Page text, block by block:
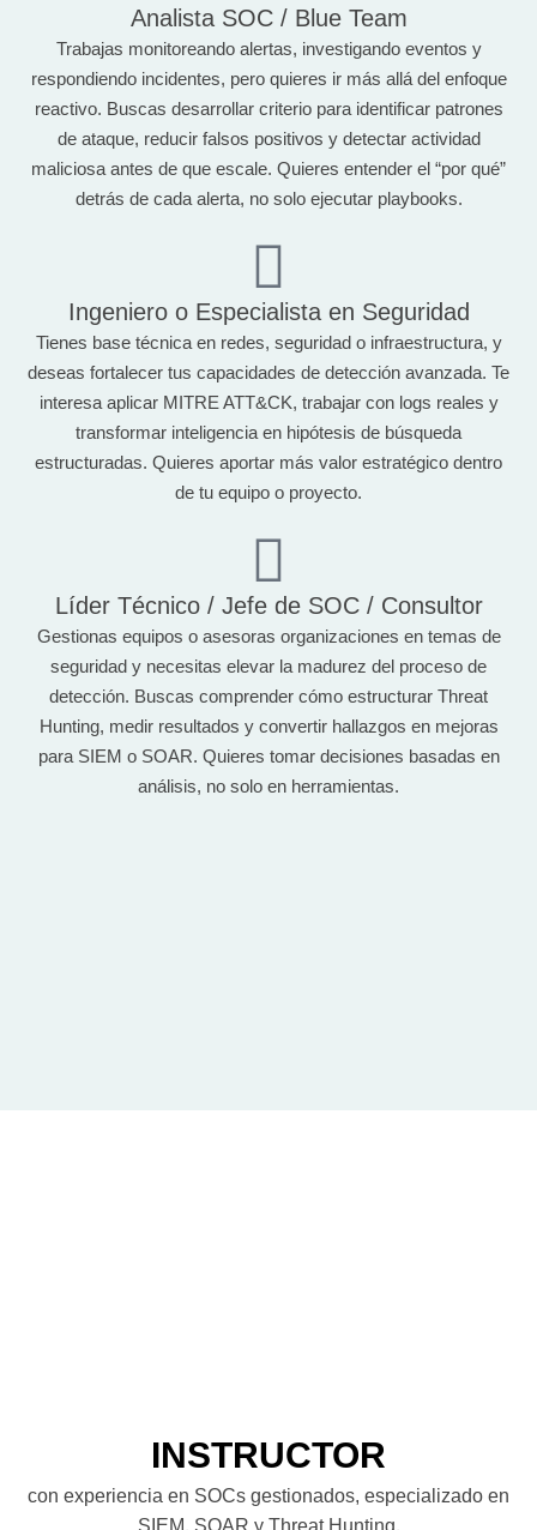
Analista SOC / Blue Team
Trabajas monitoreando alertas, investigando eventos y
respondiendo incidentes, pero quieres ir más allá del enfoque
reactivo. Buscas desarrollar criterio para identificar patrones
de ataque, reducir falsos positivos y detectar actividad
maliciosa antes de que escale. Quieres entender el “por qué”
detrás de cada alerta, no solo ejecutar playbooks.
Ingeniero o Especialista en Seguridad
Tienes base técnica en redes, seguridad o infraestructura, y
deseas fortalecer tus capacidades de detección avanzada. Te
interesa aplicar MITRE ATT&CK, trabajar con logs reales y
transformar inteligencia en hipótesis de búsqueda
estructuradas. Quieres aportar más valor estratégico dentro
de tu equipo o proyecto.
Líder Técnico / Jefe de SOC / Consultor
Gestionas equipos o asesoras organizaciones en temas de
seguridad y necesitas elevar la madurez del proceso de
detección. Buscas comprender cómo estructurar Threat
Hunting, medir resultados y convertir hallazgos en mejoras
para SIEM o SOAR. Quieres tomar decisiones basadas en
análisis, no solo en herramientas.
INSTRUCTOR
con experiencia en SOCs gestionados, especializado en
SIEM, SOAR y Threat Hunting.